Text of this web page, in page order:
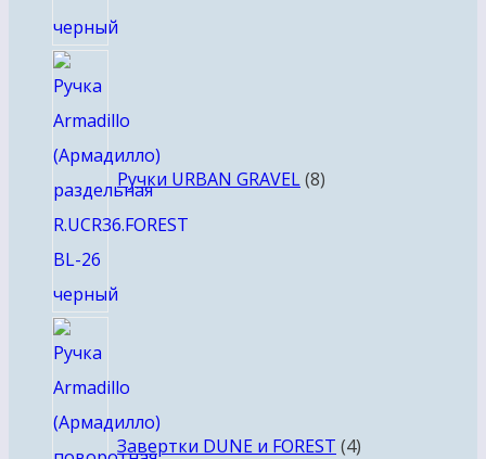
Ручки URBAN GRAVEL 8
Завертки DUNE и FOREST 4